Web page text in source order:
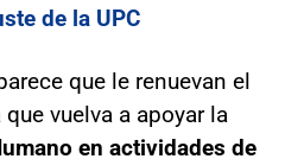
de la UPC
que le renuevan el
vuelva a apoyar la
en actividades de